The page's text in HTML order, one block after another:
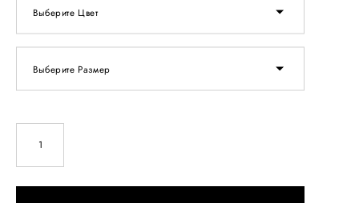
Выберите Цвет
Выберите Размер